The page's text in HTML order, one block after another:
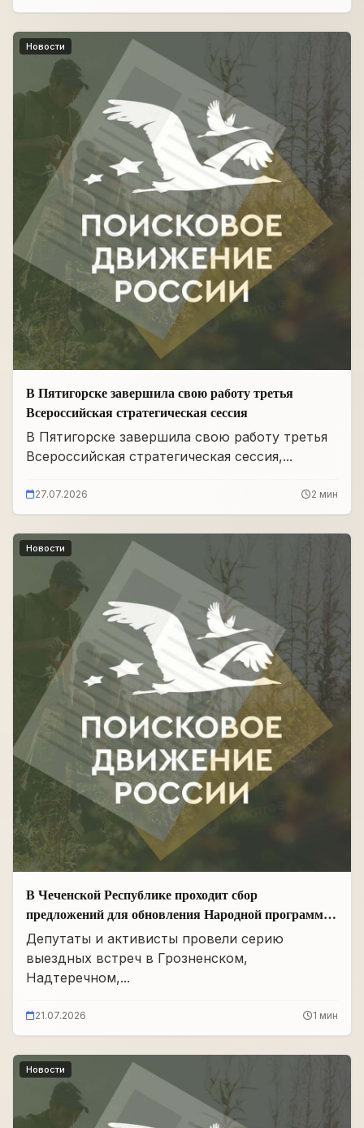
Новости
В Пятигорске завершила свою работу третья
Всероссийская стратегическая сессия
В Пятигорске завершила свою работу третья
Всероссийская стратегическая сессия,...
27.07.2026 2 мин
Новости
В Чеченской Республике проходит сбор
предложений для обновления Народной программы
в сфере АПК
Депутаты и активисты провели серию
выездных встреч в Грозненском,
Надтеречном,...
21.07.2026 1 мин
Новости